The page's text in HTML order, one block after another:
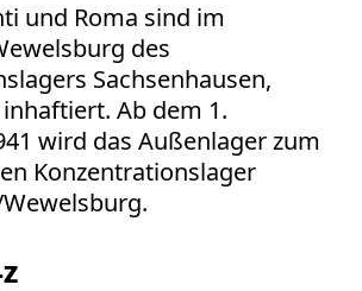
und Roma sind im
des
Sachsenhausen,
Ab dem 1.
wird das Außenlager zum
Konzentrationslager